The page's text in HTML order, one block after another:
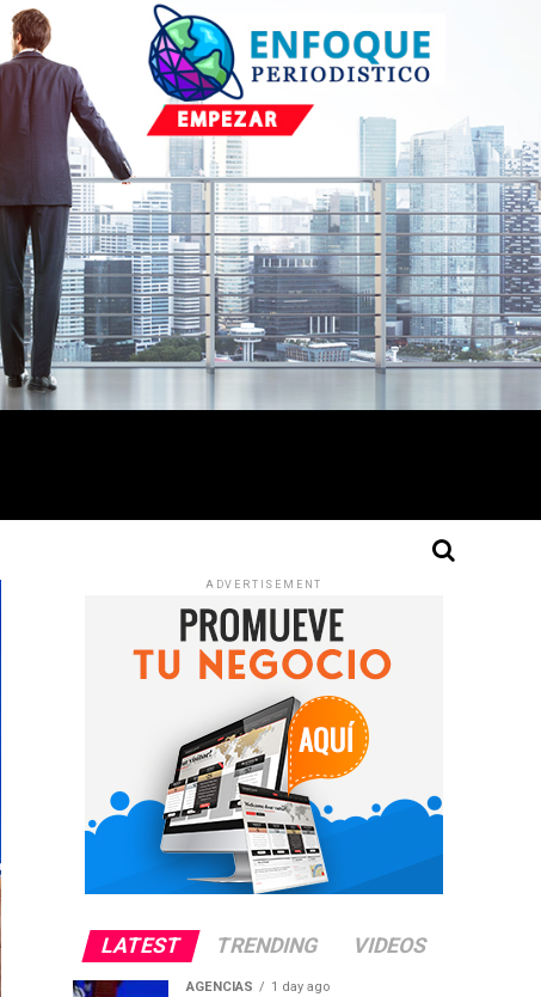
ADVERTISEMENT
LATEST TRENDING VIDEOS
AGENCIAS 1 day ago